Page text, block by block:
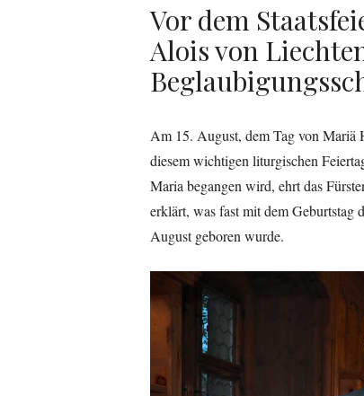
Vor dem
Alois von
Am 15. August, dem Tag von Mariä
diesem wichtigen liturgischen
Maria begangen wird, ehrt das
erklärt, was fast mit dem Geburtstag
August geboren wurde.